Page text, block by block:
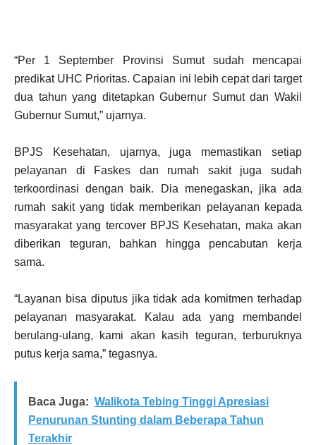
“Per 1 September Provinsi Sumut sudah mencapai
predikat UHC Prioritas. Capaian ini lebih cepat dari target
dua tahun yang ditetapkan Gubernur Sumut dan Wakil
Gubernur Sumut,” ujarnya.
BPJS Kesehatan, ujarnya, juga memastikan setiap
pelayanan di Faskes dan rumah sakit juga sudah
terkoordinasi dengan baik. Dia menegaskan, jika ada
rumah sakit yang tidak memberikan pelayanan kepada
masyarakat yang tercover BPJS Kesehatan, maka akan
diberikan teguran, bahkan hingga pencabutan kerja
sama.
“Layanan bisa diputus jika tidak ada komitmen terhadap
pelayanan masyarakat. Kalau ada yang membandel
berulang-ulang, kami akan kasih teguran, terburuknya
putus kerja sama,” tegasnya.
Baca Juga: Walikota Tebing Tinggi Apresiasi
Penurunan Stunting dalam Beberapa Tahun
Terakhir